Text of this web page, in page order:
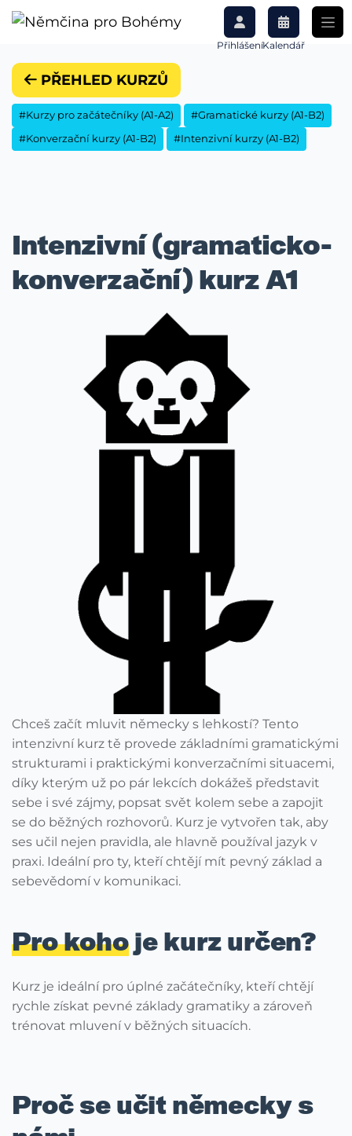
PřihlášeníKalendář
PŘEHLED KURZŮ
#Kurzy pro začátečníky (A1-A2)
#Gramatické kurzy (A1-B2)
#Konverzační kurzy (A1-B2)
#Intenzivní kurzy (A1-B2)
Intenzivní (gramaticko-
konverzační) kurz A1
Chceš začít mluvit německy s lehkostí? Tento
intenzivní kurz tě provede základními gramatickými
strukturami i praktickými konverzačními situacemi,
díky kterým už po pár lekcích dokážeš představit
sebe i své zájmy, popsat svět kolem sebe a zapojit
se do běžných rozhovorů. Kurz je vytvořen tak, aby
ses učil nejen pravidla, ale hlavně používal jazyk v
praxi. Ideální pro ty, kteří chtějí mít pevný základ a
sebevědomí v komunikaci.
Pro koho je kurz určen?
Kurz je ideální pro úplné začátečníky, kteří chtějí
rychle získat pevné základy gramatiky a zároveň
trénovat mluvení v běžných situacích.
Proč se učit německy s